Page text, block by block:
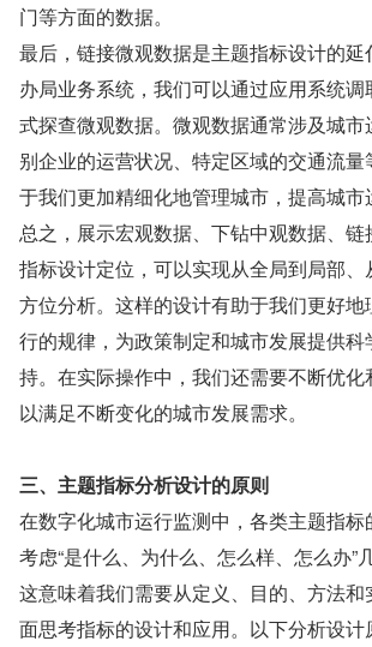
门等方面的数据。
最后，链接微观数据是主题指标设计的
办局业务系统，我们可以通过应用系统
式探查微观数据。微观数据通常涉及城
别企业的运营状况、特定区域的交通流
于我们更加精细化地管理城市，提高城市
总之，展示宏观数据、下钻中观数据、
指标设计定位，可以实现从全局到局部
方位分析。这样的设计有助于我们更好
行的规律，为政策制定和城市发展提供
持。在实际操作中，我们还需要不断优化
以满足不断变化的城市发展需求。
三、主题指标分析设计的原则
在数字化城市运行监测中，各类主题指
考虑“是什么、为什么、怎么样、怎么办”
这意味着我们需要从定义、目的、方法
面思考指标的设计和应用。以下分析设